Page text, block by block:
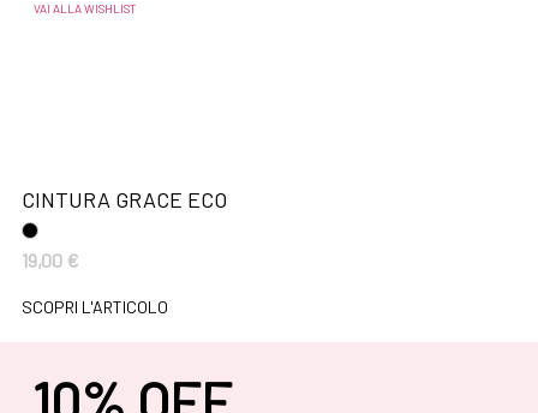
VAI ALLA WISHLIST
CINTURA GRACE ECO
19,00 €
SCOPRI L'ARTICOLO